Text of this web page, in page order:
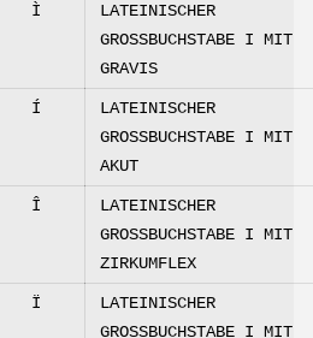
Ì
LATEINISCHER
GROSSBUCHSTABE I MIT
GRAVIS
Í
LATEINISCHER
GROSSBUCHSTABE I MIT
AKUT
Î
LATEINISCHER
GROSSBUCHSTABE I MIT
ZIRKUMFLEX
Ï
LATEINISCHER
GROSSBUCHSTABE I MIT